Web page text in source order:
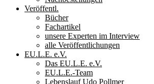
Veröffentl.
Bücher
Fachartikel
unsere Experten im Interview
alle Veröffentlichungen
EU.L.E. e.V.
Das EU.L.E. e.V.
EU.L.E.-Team
Lebenslauf Udo Pollmer